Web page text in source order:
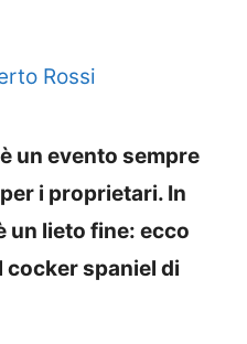
Rossi
un evento sempre
i proprietari. In
un lieto fine: ecco
cocker spaniel di